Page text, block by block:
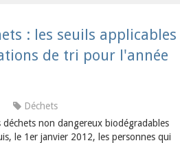
: les seuils applicables
de tri pour l'année
Déchets
déchets non dangereux biodégradables
le 1er janvier 2012, les personnes qui